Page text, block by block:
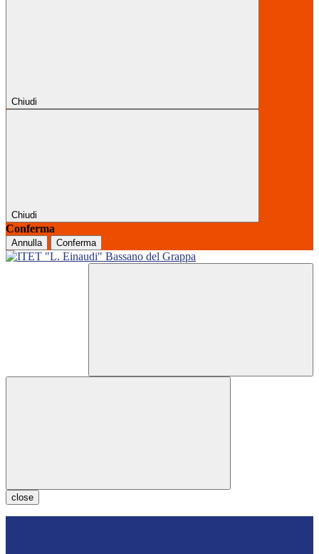
Chiudi
Chiudi
Conferma
Annulla Conferma
close